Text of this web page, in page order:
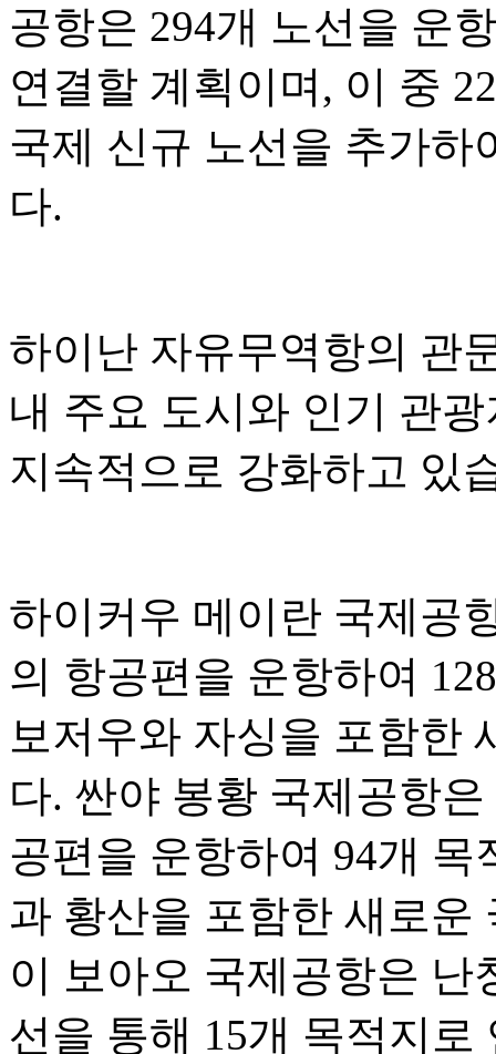
공항은 294개 노선을 운
연결할 계획이며, 이 중
국제 신규 노선을 추가하
다.
하이난 자유무역항의 관
내 주요 도시와 인기 관
지속적으로 강화하고 있
하이커우 메이란 국제공
의 항공편을 운항하여
보저우와 자싱을 포함한
다. 싼야 봉황 국제공항
공편을 운항하여 94개
과 황산을 포함한 새로운
이 보아오 국제공항은 난
선을 통해 15개 목적지